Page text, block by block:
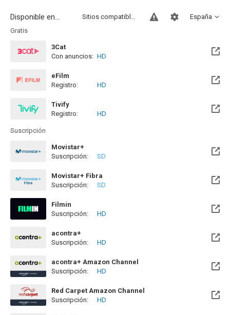
Disponible en... España
Sitios compatibles
Gratis
3Cat
Disponible hasta el Mar, 25 Ago 2026 (Quedan 18 días)
Con anuncios: HD
eFilm
Registro:
HD
Tivify
Disponible hasta el Mié, 09 May 2029 (Quedan 2 años)
Registro: HD
Suscripción
Movistar+
Disponible hasta el Mié, 12 Ago 2026 (Quedan 5 días)
Suscripción: SD
Movistar+ Fibra
Disponible hasta el Mié, 12 Ago 2026 (Quedan 5 días)
Suscripción: SD
Filmin
Disponible hasta el Jue, 31 Dic 2026 (Quedan 4 meses)
Suscripción: HD
acontra+
Suscripción:
HD
acontra+ Amazon Channel
Suscripción:
HD
Red Carpet Amazon Channel
Suscripción:
HD